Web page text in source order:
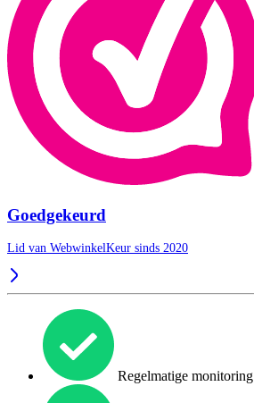
Goedgekeurd
Lid van WebwinkelKeur sinds 2020
Regelmatige monitoring